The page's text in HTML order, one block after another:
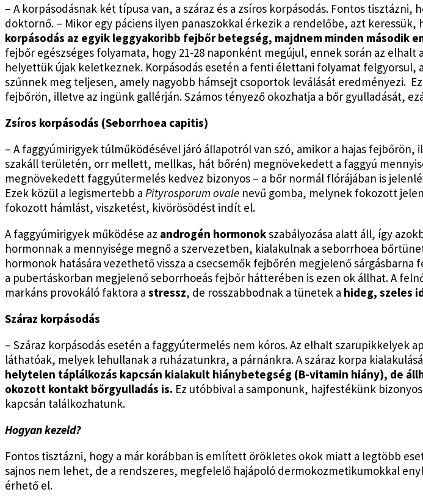
– A korpásodásnak két típusa van, a száraz és a zsíros korpásodás. Fontos
doktornő. – Mikor egy páciens ilyen panaszokkal érkezik a rendelőbe, azt
korpásodás az egyik leggyakoribb fejbőr betegség, majdnem minden második
fejbőr egészséges folyamata, hogy 21-28 naponként megújul, ennek során az
helyettük újak keletkeznek. Korpásodás esetén a fenti élettani folyamat felgyorsul,
szűnnek meg teljesen, amely nagyobb hámsejt csoportok leválását eredményezi.
fejbőrön, illetve az ingünk gallérján. Számos tényező okozhatja a bőr gyulladását,
Zsíros korpásodás (Seborrhoea capitis)
– A faggyúmirigyek túlműködésével járó állapotról van szó, amikor a hajas fejbőrön,
szakáll területén, orr mellett, mellkas, hát bőrén) megnövekedett a faggyú
megnövekedett faggyútermelés kedvez bizonyos – a bőr normál flórájában is
Ezek közül a legismertebb a Pityrosporum ovale nevű gomba, melynek fokozott
fokozott hámlást, viszketést, kivörösödést indít el.
A faggyúmirigyek működése az androgén hormonokszabályozása alatt áll, így
hormonnak a mennyisége megnő a szervezetben, kialakulnak a seborrhoea
hormonok hatására vezethető vissza a csecsemők fejbőrén megjelenő sárgásbarna
a pubertáskorban megjelenő seborrhoeás fejbőr hátterében is ezen ok állhat. A
markáns provokáló faktora a stressz, de rosszabbodnak a tünetek a hideg, szeles
Száraz korpásodás
– Száraz korpásodás esetén a faggyútermelés nem kóros. Az elhalt szarupikkelyek
láthatóak, melyek lehullanak a ruházatunkra, a párnánkra. A száraz korpa
helytelen táplálkozás kapcsán kialakult hiánybetegség (B-vitamin hiány), de
okozott kontakt bőrgyulladás is. Ez utóbbival a samponunk, hajfestékünk
kapcsán találkozhatunk.
Hogyan kezeld?
Fontos tisztázni, hogy a már korábban is említett örökletes okok miatt a legtöbb
sajnos nem lehet, de a rendszeres, megfelelő hajápoló dermokozmetikumokkal
érhető el.